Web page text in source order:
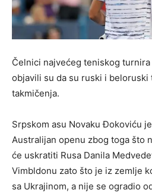
Čelnici najvećeg teniskog
objavili su da su ruski i
takmičenja.
Srpskom asu Novaku Đokoviću
Australijan openu zbog toga što
će uskratiti Rusa Danila
Vimbldonu zato što je iz zemlje
sa Ukrajinom, a nije se ogradio